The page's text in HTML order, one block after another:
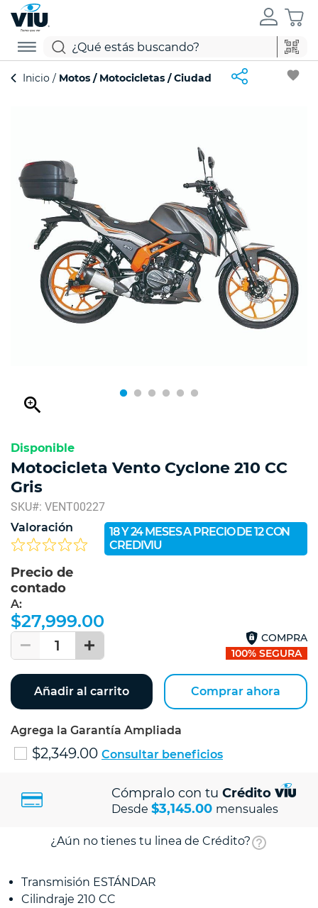
Inicio Motos Motocicletas Ciudad favorite
zoom_in
Disponible
Motocicleta Vento Cyclone 210 CC
Gris
SKU#: VENT00227
Valoración
Precio de
contado
A:
$27,999.00
1
18 Y 24 MESES A PRECIO DE 12 CON
CREDIVIU
COMPRA
100% SEGURA
Añadir al carrito Comprar ahora
Agrega la Garantía Ampliada
$2,349.00 Consultar beneficios
Cómpralo con tu Crédito
Desde $3,145.00 mensuales
¿Aún no tienes tu linea de Crédito?
Transmisión ESTÁNDAR
Cilindraje 210 CC